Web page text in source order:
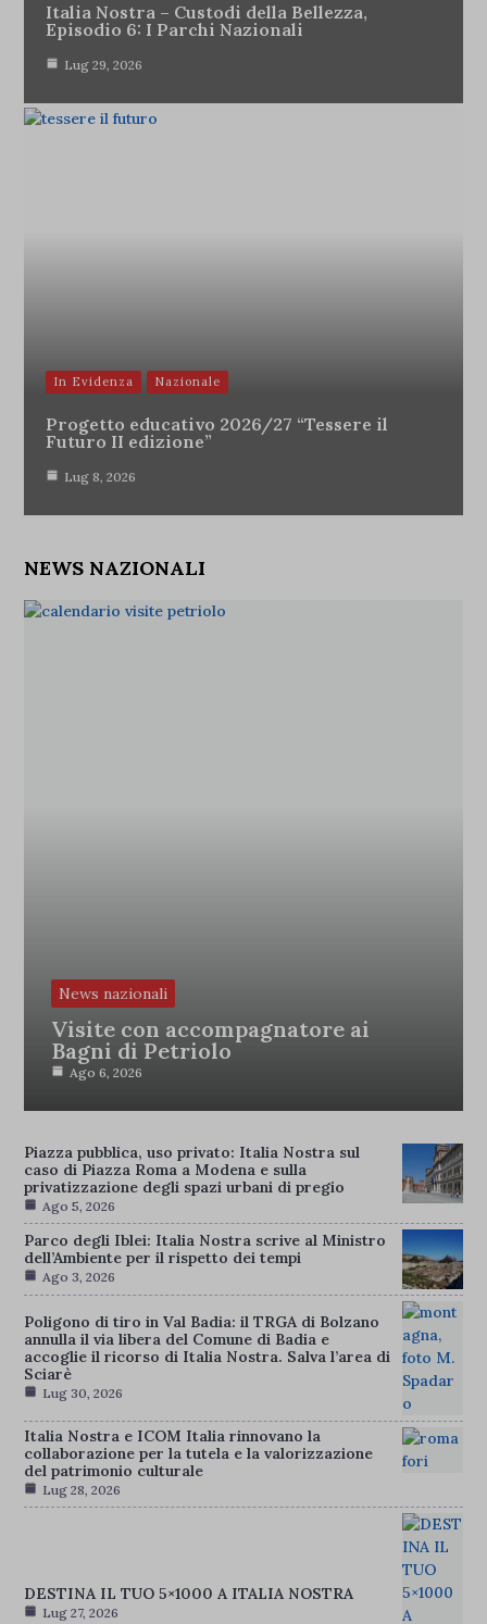
Italia Nostra – Custodi della Bellezza,
Episodio 6: I Parchi Nazionali
Lug 29, 2026
In Evidenza Nazionale
Progetto educativo 2026/27 “Tessere il
Futuro II edizione”
Lug 8, 2026
NEWS NAZIONALI
News nazionali
Visite con accompagnatore ai
Bagni di Petriolo
Ago 6, 2026
Piazza pubblica, uso privato: Italia Nostra sul
caso di Piazza Roma a Modena e sulla
privatizzazione degli spazi urbani di pregio
Ago 5, 2026
Parco degli Iblei: Italia Nostra scrive al Ministro
dell’Ambiente per il rispetto dei tempi
Ago 3, 2026
Poligono di tiro in Val Badia: il TRGA di Bolzano
annulla il via libera del Comune di Badia e
accoglie il ricorso di Italia Nostra. Salva l’area di
Sciarè
Lug 30, 2026
Italia Nostra e ICOM Italia rinnovano la
collaborazione per la tutela e la valorizzazione
del patrimonio culturale
Lug 28, 2026
DESTINA IL TUO 5×1000 A ITALIA NOSTRA
Lug 27, 2026